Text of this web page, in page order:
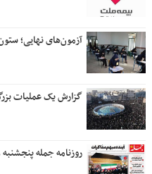
آزمون‌های نهایی؛
گزارش یک عملیات
روزنامه جمله پنجشنبه ۱۸ تیر ۱۴۰۵